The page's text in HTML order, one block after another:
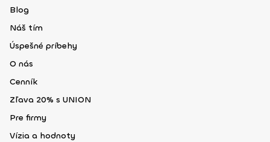
Blog
Náš tím
Úspešné príbehy
O nás
Cenník
Zľava 20% s UNION
Pre firmy
Vízia a hodnoty